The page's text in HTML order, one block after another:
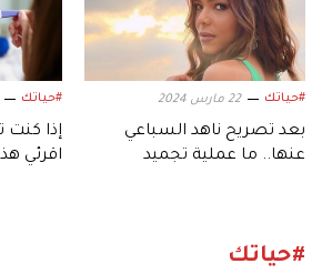
#حياتك 22 مارس 2024
بعد تصريح ناهد السباعي
عنها.. ما عملية تجميد
#حياتك
إذا
اقرئي
#حياتك